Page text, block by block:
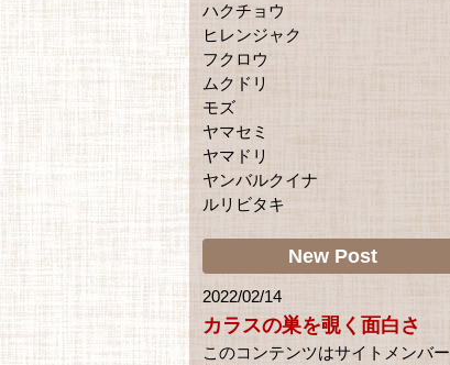
ハクチョウ
ヒレンジャク
フクロウ
ムクドリ
モズ
ヤマセミ
ヤマドリ
ヤンバルクイナ
ルリビタキ
New Post
2022/02/14
カラスの巣を覗く面白さ
このコンテンツはサイトメンバー